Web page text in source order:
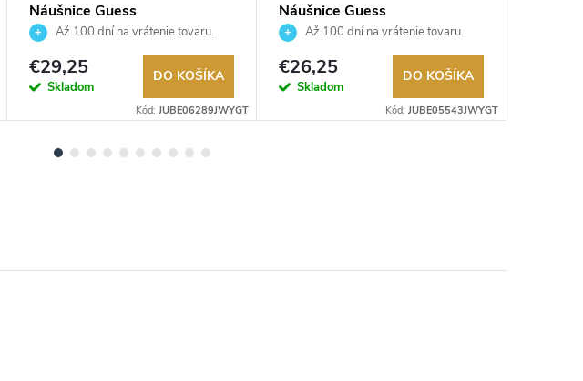
Náušnice Guess
JUBE06289JWYGT
Až 100 dní na vrátenie tovaru.
Autorizovaný predajca.
€29,25
Skladom
DO KOŠÍKA
Kód: JUBE06289JWYGT
Náušnice Guess
JUBE05543JWYGT
Až 100 dní na vrátenie tovaru.
Autorizovaný predajca.
€26,25
Skladom
DO KOŠÍKA
Kód: JUBE05543JWYGT